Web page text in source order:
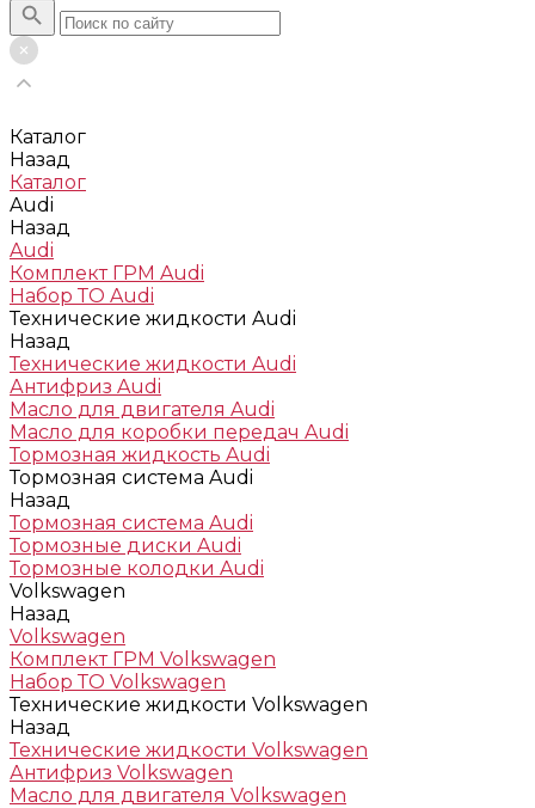
Каталог
Назад
Каталог
Audi
Назад
Audi
Комплект ГРМ Audi
Набор ТО Audi
Технические жидкости Audi
Назад
Технические жидкости Audi
Антифриз Audi
Масло для двигателя Audi
Масло для коробки передач Audi
Тормозная жидкость Audi
Тормозная система Audi
Назад
Тормозная система Audi
Тормозные диски Audi
Тормозные колодки Audi
Volkswagen
Назад
Volkswagen
Комплект ГРМ Volkswagen
Набор ТО Volkswagen
Технические жидкости Volkswagen
Назад
Технические жидкости Volkswagen
Антифриз Volkswagen
Масло для двигателя Volkswagen